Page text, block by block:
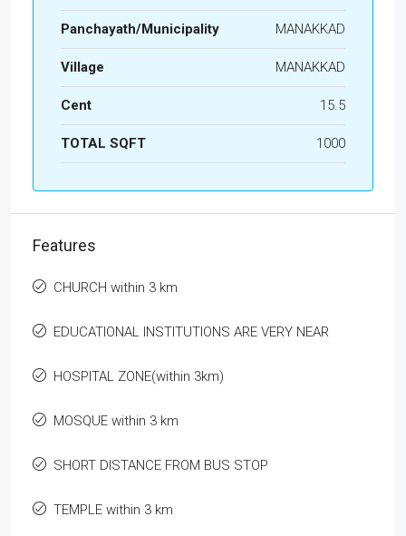
Panchayath/Municipality MANAKKAD
Village MANAKKAD
Cent 15.5
TOTAL SQFT 1000
Features
CHURCH within 3 km
EDUCATIONAL INSTITUTIONS ARE VERY NEAR
HOSPITAL ZONE(within 3km)
MOSQUE within 3 km
SHORT DISTANCE FROM BUS STOP
TEMPLE within 3 km